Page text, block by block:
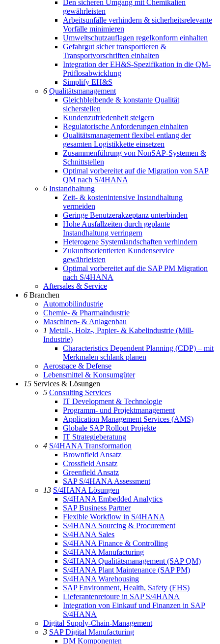
Den sicheren Umgang mit Chemikalien
gewährleisten
Arbeitsunfälle verhindern & sicherheitsrelevante
Vorfälle minimieren
Umweltschutzauflagen regelkonform einhalten
Gefahrgut sicher transportieren &
Transportvorschriften einhalten
Integration der EH&S-Spezifikation in die QM-
Prüflosabwicklung
Simplify EH&S
6 Qualitätsmanagement
Gleichbleibende & konstante Qualität
sicherstellen
Kundenzufriedenheit steigern
Regulatorische Anforderungen einhalten
Qualitätsmanagement flexibel entlang der
gesamten Logistikkette einsetzen
Zusammenführung von NonSAP-Systemen &
Schnittstellen
Optimal vorbereitet auf die Migration von SAP
QM nach S/4HANA
6 Instandhaltung
Zeit- & kostenintensive Instandhaltung
vermeiden
Geringe Benutzerakzeptanz unterbinden
Hohe Ausfallzeiten durch geplante
Instandhaltung verringern
Heterogene Systemlandschaften verhindern
Zukunftsorientierten Kundenservice
gewährleisten
Optimal vorbereitet auf die SAP PM Migration
nach S/4HANA
Aftersales & Service
6 Branchen
Automobilindustrie
Chemie- & Pharmaindustrie
Maschinen- & Anlagenbau
1 Metall-, Holz-, Papier- & Kabelindustrie (Mill-
Industrie)
Characteristics Dependent Planning (CDP) – mit
Merkmalen schlank planen
Aerospace & Defense
Lebensmittel & Konsumgüter
15 Services & Lösungen
5 Consulting Services
IT Development & Technologie
Programm- und Projektmanagement
Application Management Services (AMS)
Globale SAP Rollout Projekte
IT Strategieberatung
4 S/4HANA Transformation
Brownfield Ansatz
Crossfield Ansatz
Greenfield Ansatz
SAP S/4HANA Assessment
13 S/4HANA Lösungen
S/4HANA Embedded Analytics
SAP Business Partner
Flexible Workflow in S/4HANA
S/4HANA Sourcing & Procurement
S/4HANA Sales
S/4HANA Finance & Controlling
S/4HANA Manufacturing
S/4HANA Qualitätsmanagement (SAP QM)
S/4HANA Plant Maintenance (SAP PM)
S/4HANA Warehousing
SAP Environment, Health, Safety (EHS)
Lieferantenretoure in SAP S/4HANA
Integration von Einkauf und Finanzen in SAP
S/4HANA
Digital Supply-Chain-Management
3 SAP Digital Manufacturing
DM Komponenten